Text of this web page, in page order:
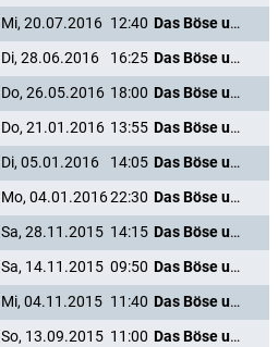
Mi, 20.07.2016 12:40
Das Böse unter der Sonne
Di, 28.06.2016 16:25
Das Böse unter der Sonne
Do, 26.05.2016 18:00
Das Böse unter der Sonne
Do, 21.01.2016 13:55
Das Böse unter der Sonne
Di, 05.01.2016 14:05
Das Böse unter der Sonne
Mo, 04.01.201622:30
Das Böse unter der Sonne
Sa, 28.11.2015 14:15
Das Böse unter der Sonne
Sa, 14.11.2015 09:50
Das Böse unter der Sonne
Mi, 04.11.2015 11:40
Das Böse unter der Sonne
So, 13.09.2015 11:00
Das Böse unter der Sonne